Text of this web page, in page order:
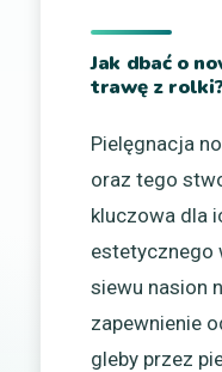
Jak dbać o
trawę z
Pielęgnacja
oraz tego
kluczowa dla
estetycznego
siewu nasion
zapewnienie
gleby przez